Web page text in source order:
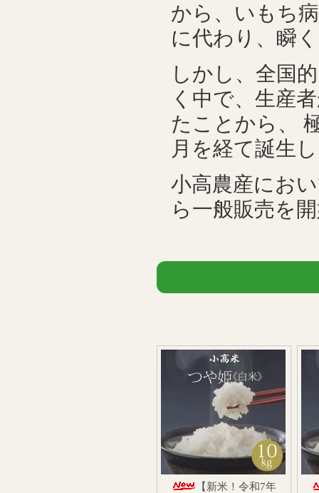
から、いもち
に代わり、瞬
しかし、全国
く中で、生産
たことから、
月を経て誕生
小高農産にお
ら一般販売を
【新米！令和7年